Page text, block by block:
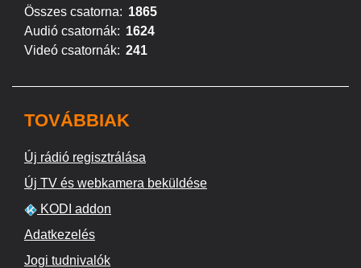
Összes csatorna: 1865
Audió csatornák: 1624
Videó csatornák: 241
TOVÁBBIAK
Új rádió regisztrálása
Új TV és webkamera beküldése
KODI addon
Adatkezelés
Jogi tudnivalók